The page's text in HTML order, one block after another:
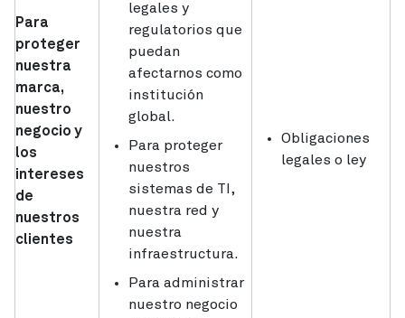
Para
proteger
nuestra
marca,
nuestro
negocio y
los
intereses
de
nuestros
clientes
legales y
regulatorios que
puedan
afectarnos como
institución
global.
Para proteger
nuestros
sistemas de TI,
nuestra red y
nuestra
infraestructura.
Para administrar
nuestro negocio
Obligaciones
legales o ley